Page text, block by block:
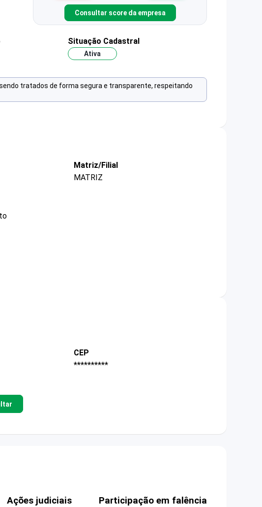
Consultar score da empresa
Situação Cadastral
Ativa
tratados de forma segura e transparente, respeitando
Matriz/Filial
MATRIZ
CEP
**********
Ações judiciais Participação em falência